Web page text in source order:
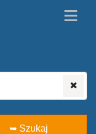
≡
✖
➥ Szukaj